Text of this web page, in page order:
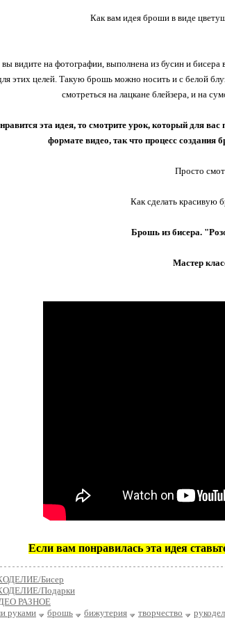
Как вам идея броши в виде
видите на фотографии, выполнена из бусин и
этих целей. Такую брошь можно носить и с белой
смотреться на лацкане блейзера, и на
эта идея, то смотрите урок, который для
формате видео, так что процесс
Просто
Как сделать красивую
Брошь из бисера.
Мастер
Если вам понравилась эта идея
Бисер
Подарки
РАЗНОЕ
руками брошь бижутерия творчество